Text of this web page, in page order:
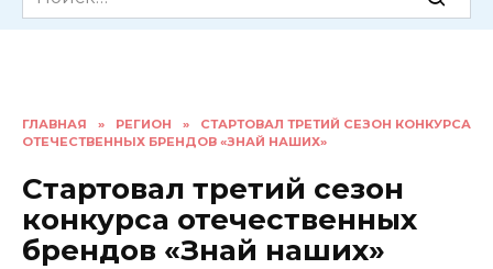
for:
ГЛАВНАЯ » РЕГИОН »
СТАРТОВАЛ ТРЕТИЙ СЕЗОН КОНКУРСА
ОТЕЧЕСТВЕННЫХ БРЕНДОВ «ЗНАЙ НАШИХ»
Стартовал третий сезон
конкурса отечественных
брендов «Знай наших»